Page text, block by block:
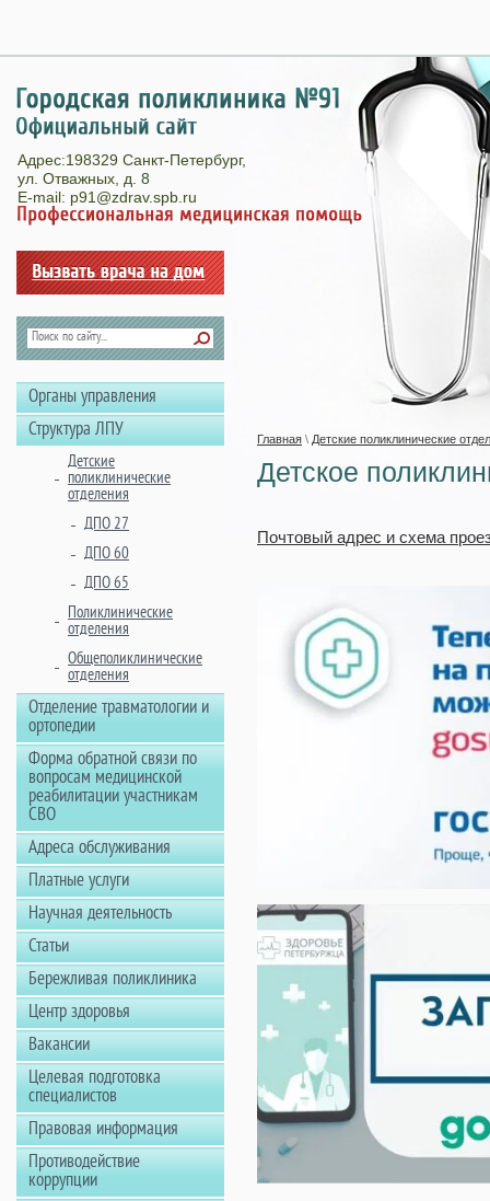
Адрес:198329 Санкт-Петербург,
ул. Отважных, д. 8
E-mail: p91@zdrav.spb.ru
Главная \ Детские поликлинические
Детское
Почтовый адрес и схема
Органы управления
Структура ЛПУ
Детские
поликлинические
отделения
ДПО 27
ДПО 60
ДПО 65
Поликлинические
отделения
Общеполиклинические
отделения
Отделение травматологии и
ортопедии
Форма обратной связи по
вопросам медицинской
реабилитации участникам
СВО
Адреса обслуживания
Платные услуги
Научная деятельность
Статьи
Бережливая поликлиника
Центр здоровья
Вакансии
Целевая подготовка
специалистов
Правовая информация
Противодействие
коррупции